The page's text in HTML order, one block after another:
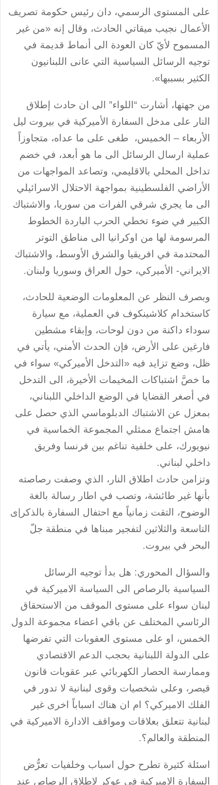
على المستوى الرسمي، دان رئيس حكومة تصريف
الأعمال نجيب ميقاتي الحادث، وقال إنه «من غير
المسموح لأيّ كان العودة الى أنماط قديمة في
توجيه الرسائل السياسية التي عانى اللبنانيون
الكثير بسببها».
من جهتها، أشارت “اللواء” الى ان حادث إطلاق
النار على مدخل السفارة الأميركية في بيروت ليل
الأربعاء – الخميس، طغى على ما عداه، متجاوزاً
عملية ارسال الرسائل الى ما هو أبعد، في خضم
تداخل المحلي بالاقليمي، وتصاعد المواجهات من
الأراضي الفلسطينية بمواجهة الاحتلال الاسرائيلي
الى ما يجري شرقي الفرات من سوريا، والاشتباك
الكبير في ضوء تخطي الحرب الباردة الخطوط
المرسومة لها من اوكرانيا الى مناطق التوتر
المحتدمة في افريقيا والشرق الأوسط، والاشتباك
الايراني- الأميركي، حول العراق وسوريا ولبنان.
وبصرف النظر عن المعلومات الوضعية للحادث،
كاستخدام كلاشينكوف في العملية، مع سيارة
سوداء داكنة من دون لوحات، وإبقاء مشطين
فارغين على الأرض، فإن الحدث الأمني، يأتي في
ظل، وضع تزايد فيه «التدخل الأميركي» سواء في
ما خصَّ اشتباكات المخيمات الأخيرة، الى التدخل
في أصغر القضايا في الوضع الداخلي اللبناني،
بمعزل عن الاشتباك الدبلوماسي الذي حصل على
هامش اجتماع ممثلي المجموعة الخماسية في
نيويورك، على خلفية تناغم بين فرنسا وفريق
داخلي لبناني.
وتزامن حادث اطلاق النار، الذي وصفت رصاصته
بأنها غير طائشة، وتصب في اطار رسالة بالغة
الوضوح، التقت زمانياً مع احتفال السفارة بالذكر|ى
التاسعة والثلاثين لتفجير مبناها في منطقة جلّ
البحر في بيروت.
والسؤال المحوري: هل بدأ توجيه الرسائل
السياسية بالرصاص الى السياسة الاميركية في
لبنان سواء على مستوى الموقف من الاستحقاق
الرئاسي المختلف عن باقي اعضاء مجموعة الدول
الخمس، او على مستوى العقوبات التي تفرضها
على الدولة اللبنانية بحجب الدعم الاقتصادي
وممارسة الحصار الكهربائي عبر عقوبات قانون
قيصر، وعلى شخصيات وقوى لبنانية لا تدور في
الفلك الاميركي؟ ام ان هناك اسباباً اخرى غير
لبنانية تتعلق بعلاقات ومواقف الادارة الاميركية في
المنطقة والعالم؟.
اسئلة كثيرة تطرح حول اسباب وخلفيات تعرُّض
السفارة الاميركية في عوكر لإطلاق الرصاص عند